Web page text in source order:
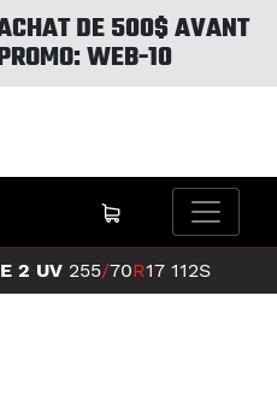
DE 500$ AVANT
WEB-10
2 UV 255/70R17 112S